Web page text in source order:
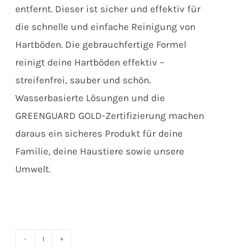
entfernt. Dieser ist sicher und effektiv für
die schnelle und einfache Reinigung von
Hartböden. Die gebrauchfertige Formel
reinigt deine Hartböden effektiv –
streifenfrei, sauber und schön.
Wasserbasierte Lösungen und die
GREENGUARD GOLD-Zertifizierung machen
daraus ein sicheres Produkt für deine
Familie, deine Haustiere sowie unsere
Umwelt.